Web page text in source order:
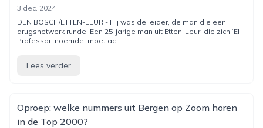
3 dec. 2024
DEN BOSCH/ETTEN-LEUR - Hij was de leider, de man die een
drugsnetwerk runde. Een 25-jarige man uit Etten-Leur, die zich ‘El
Professor’ noemde, moet ac...
Lees verder
Oproep: welke nummers uit Bergen op Zoom horen
in de Top 2000?